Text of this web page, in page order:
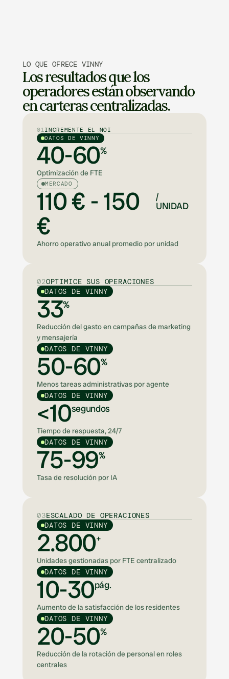
LO QUE OFRECE VINNY
Los resultados que los
operadores están observando
en carteras centralizadas.
01INCREMENTE EL NOI
DATOS DE VINNY
40-60%
Optimización de FTE
MERCADO
110 € - 150
€
/
UNIDAD
Ahorro operativo anual promedio por unidad
02OPTIMICE SUS OPERACIONES
DATOS DE VINNY
33%
Reducción del gasto en campañas de marketing
y mensajería
DATOS DE VINNY
50-60%
Menos tareas administrativas por agente
DATOS DE VINNY
<10segundos
Tiempo de respuesta, 24/7
DATOS DE VINNY
75-99%
Tasa de resolución por IA
03ESCALADO DE OPERACIONES
DATOS DE VINNY
2.800+
Unidades gestionadas por FTE centralizado
DATOS DE VINNY
10-30pág.
Aumento de la satisfacción de los residentes
DATOS DE VINNY
20-50%
Reducción de la rotación de personal en roles
centrales